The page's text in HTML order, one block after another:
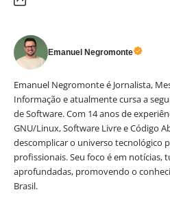
Emanuel Negromonte
Emanuel Negromonte é Jornalista,
Informação e atualmente cursa a
de Software. Com 14 anos de
GNU/Linux, Software Livre e Código
descomplicar o universo tecnológico
profissionais. Seu foco é em notícias,
aprofundadas, promovendo o
Brasil.